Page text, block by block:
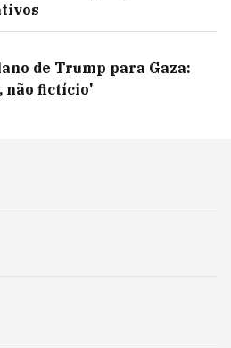
de Trump para Gaza:
não fictício'